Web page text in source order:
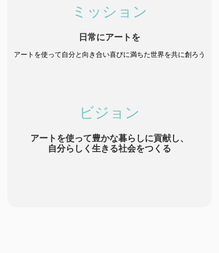
ミッション
日常にアートを
アートを使って自分と向き合い喜びに満ちた世界を共に創ろう
ビジョン
アートを使って豊かな暮らしに貢献し、
自分らしく生きる社会をつくる